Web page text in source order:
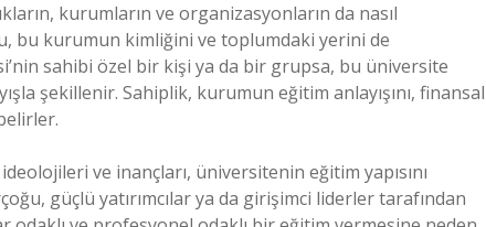
kurumların ve organizasyonların da nasıl
bu kurumun kimliğini ve toplumdaki yerini de
sahibi özel bir kişi ya da bir grupsa, bu üniversite
şekillenir. Sahiplik, kurumun eğitim anlayışını, finansal
ve inançları, üniversitenin eğitim yapısını
güçlü yatırımcılar ya da girişimci liderler tarafından